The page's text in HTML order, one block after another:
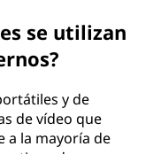
se utilizan
y de
de vídeo que
a la mayoría de